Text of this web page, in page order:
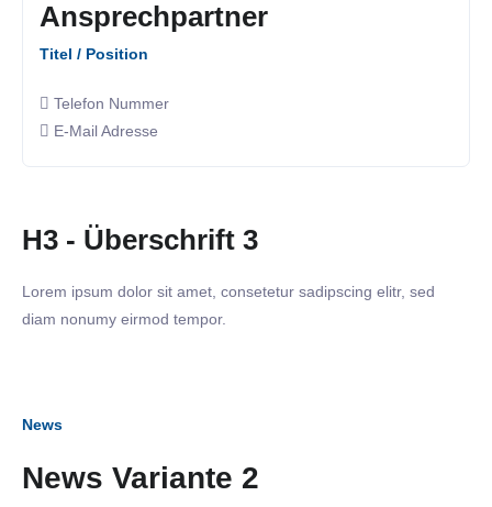
Ansprechpartner
Titel / Position
Telefon Nummer
E-Mail Adresse
H3 - Überschrift 3
Lorem ipsum dolor sit amet, consetetur sadipscing elitr, sed
diam nonumy eirmod tempor.
News
News Variante 2